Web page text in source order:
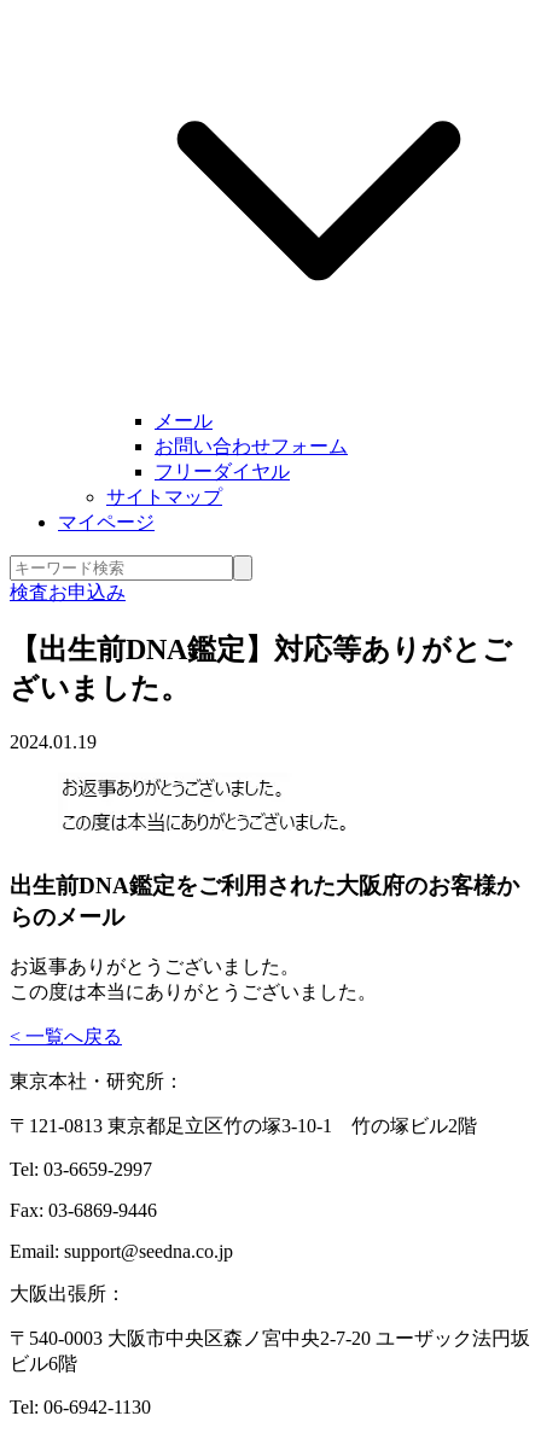
メール
お問い合わせフォーム
フリーダイヤル
サイトマップ
マイページ
検査お申込み
【出生前DNA鑑定】対応等ありがとご
ざいました。
2024.01.19
出生前DNA鑑定をご利用された大阪府のお客様か
らのメール
お返事ありがとうございました。
この度は本当にありがとうございました。
< 一覧へ戻る
東京本社・研究所：
〒121-0813 東京都足立区竹の塚3-10-1 竹の塚ビル2階
Tel: 03-6659-2997
Fax: 03-6869-9446
Email: support@seedna.co.jp
大阪出張所：
〒540-0003 大阪市中央区森ノ宮中央2-7-20 ユーザック法円坂
ビル6階
Tel: 06-6942-1130